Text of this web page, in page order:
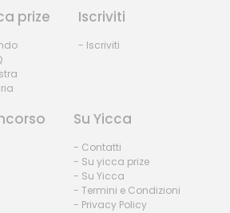
prize Iscriviti
- Iscriviti
Su Yicca
- Contatti
- Su yicca prize
- Su Yicca
- Termini e Condizioni
- Privacy Policy